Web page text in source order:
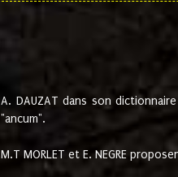
A. DAUZAT dans son
"ancum".
M.T MORLET et E. NEGRE